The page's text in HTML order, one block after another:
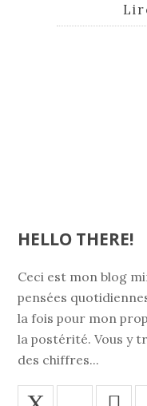
HELLO THERE!
Ceci est mon blog
pensées
la fois pour mon
la postérité. Vous y
des chiffres...